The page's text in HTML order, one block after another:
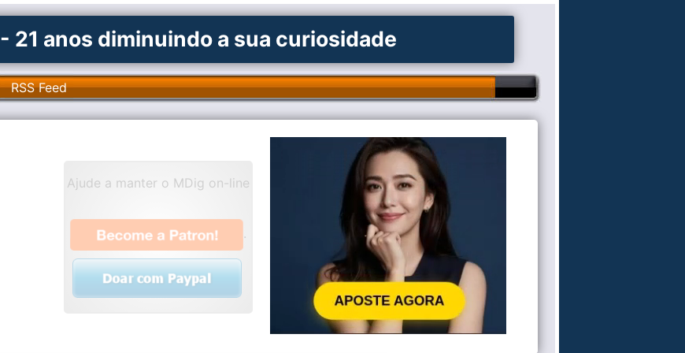
- 21 anos diminuindo a sua curiosidade
RSS Feed
Ajude a manter o MDig on-line
.